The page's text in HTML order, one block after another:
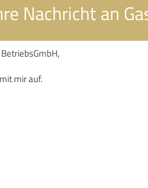
Nachricht an